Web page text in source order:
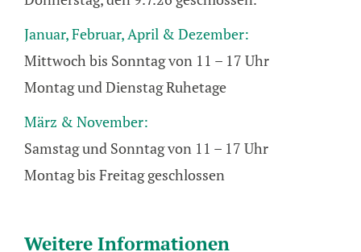
Januar, Februar, April & Dezember:
Mittwoch bis Sonntag von 11 – 17 Uhr
Montag und Dienstag Ruhetage
März & November:
Samstag und Sonntag von 11 – 17 Uhr
Montag bis Freitag geschlossen
Weitere Informationen